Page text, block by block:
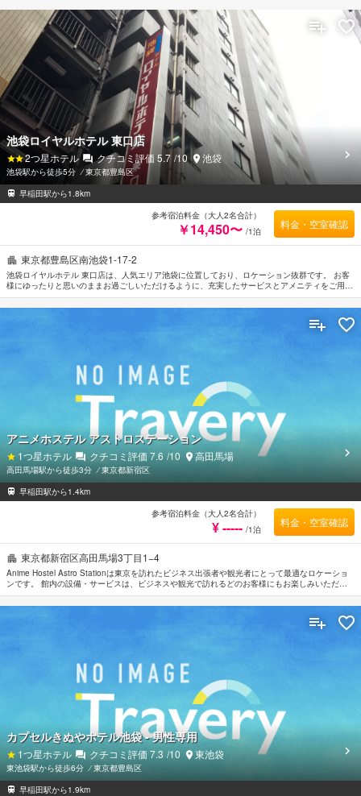
数ご提供しております。 ごゆっくりとお休みいただけるようお部屋は落ち着いた内装と和やか
な空間に仕上がっており、ルームタイプによりカーペット, 洋服掛け, ロッカー, スリッパ, ソフ
ァが備えられています。 当施設ではさまざまなレクリエーションをご体験いただけます。
Unplan神楽坂のあたたかいおもてなしと心地よい雰囲気で、東京での滞在をより思い出深いも
のにしてくれます。
東京都豊島区南池袋1-17-2
池袋ロイヤルホテル 東口店は、人気エリア池袋に位置しており、ロケーション抜群です。 お客
様にゆったりと思いのままお過ごしいただけるように、充実したサービスとアメニティをご用意
しております。 お客様にお楽しみいただけるよう清掃（毎日）, 24時間対応フロントデスク, エ
レベーター, 自動販売機などの設備・サービスを備えております。 ルームタイプにより薄型TV,
リネン類, 鏡, スリッパ, タオルなどをご用意しております。 当施設ではさまざまなレクリエーシ
ョンをご体験いただけます。 便利な立地に位置する池袋ロイヤルホテル 東口店は快適なサービ
池袋ロイヤルホテル 東口店
2つ星ホテル クチコミ評価5.7 /10 池袋
池袋駅から徒歩5分 ⁄東京都豊島区
早稲田駅から1.8km
参考宿泊料金（大人2名合計）
￥14,450〜 /1泊
料金・空室確認
東京都新宿区高田馬場3丁目1−4
Anime Hostel Astro Stationは東京を訪れたビジネス出張者や観光者にとって最適なロケーショ
ンです。 館内の設備・サービスは、ビジネスや観光で訪れるどのお客様にもお楽しみいただけ
ます。高級感ある内装と設備により、ビジネスおよび観光目的のお客様に最適な滞在先です。
館内では、全室Wi-Fi無料, 郵便サービス, 清掃（毎日）, ポケットWi-Fiレンタル, 荷物預かり所な
どの設備・サービスを多数ご提供しております。 ルームタイプにより洋服掛け, スリッパ, ワイ
ヤレス インターネット, 無料ワイヤレス インターネット, 禁煙ルームなどをご用意しておりま
アニメホステル アストロステーション
1つ星ホテル クチコミ評価7.6 /10 高田馬場
高田馬場駅から徒歩3分 ⁄東京都新宿区
早稲田駅から1.4km
参考宿泊料金（大人2名合計）
¥ ----- /1泊
料金・空室確認
カプセルきぬやホテル池袋 - 男性専用
1つ星ホテル クチコミ評価7.3 /10 東池袋
東池袋駅から徒歩6分 ⁄東京都豊島区
早稲田駅から1.9km